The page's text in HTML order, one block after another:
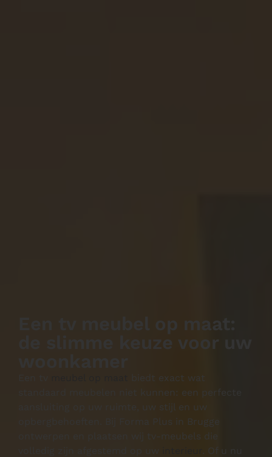
Een tv meubel op maat:
de slimme keuze voor uw
biedt exact wat
standaard meubelen niet kunnen: een perfecte
aansluiting op uw ruimte, uw stijl en uw
opbergbehoeften. Bij Forma Plus in Brugge
ontwerpen en plaatsen wij tv-meubels die
. Of u nu